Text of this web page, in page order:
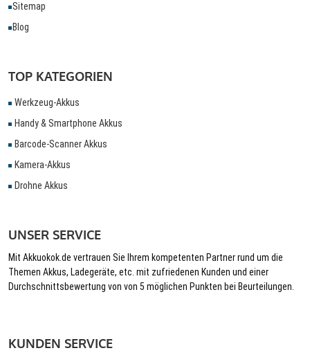
Sitemap
Blog
TOP KATEGORIEN
Werkzeug-Akkus
Handy & Smartphone Akkus
Barcode-Scanner Akkus
Kamera-Akkus
Drohne Akkus
UNSER SERVICE
Mit Akkuokok.de vertrauen Sie Ihrem kompetenten Partner rund um die
Themen Akkus, Ladegeräte, etc. mit zufriedenen Kunden und einer
Durchschnittsbewertung von von 5 möglichen Punkten bei Beurteilungen.
KUNDEN SERVICE